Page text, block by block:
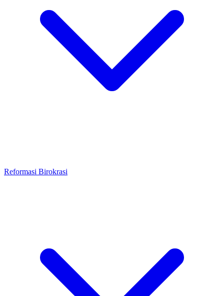
Reformasi Birokrasi